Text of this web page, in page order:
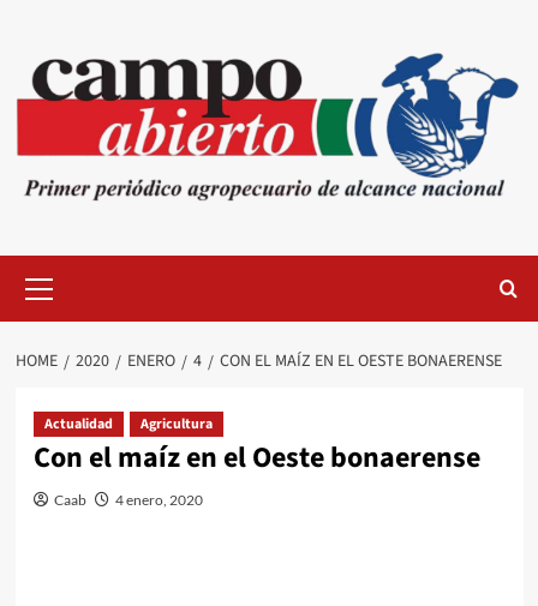
content
Menu
HOME 2020 ENERO 4 CON EL MAÍZ EN EL OESTE BONAERENSE
Actualidad Agricultura
Con el maíz en el Oeste bonaerense
Caab 4 enero, 2020